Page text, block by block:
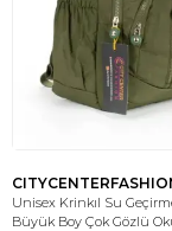
Unisex Krinkıl Su
Büyük Boy Çok Gözlü